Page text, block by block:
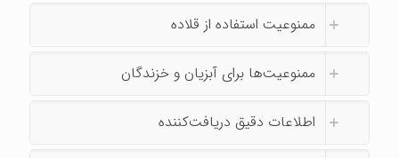
ممنوعیت استفاده از قلاده
ممنوعیت‌ها برای آبزیان و خزندگان
اطلاعات دقیق دریافت‌کننده